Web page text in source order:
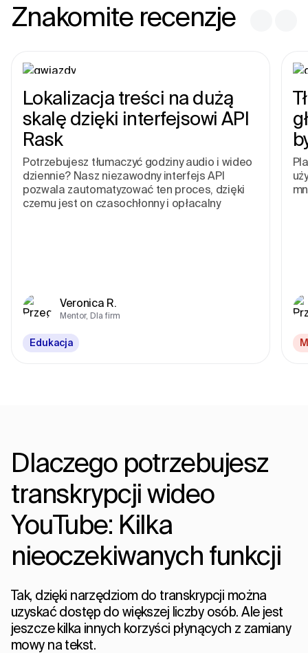
Znakomite recenzje
Lokalizacja treści na dużą
skalę dzięki interfejsowi API
Rask
Potrzebujesz tłumaczyć godziny audio i wideo
dziennie? Nasz niezawodny interfejs API
pozwala zautomatyzować ten proces, dzięki
czemu jest on czasochłonny i opłacalny
Veronica R.
Mentor, Dla firm
Edukacja
Dlaczego potrzebujesz
transkrypcji wideo
YouTube: Kilka
nieoczekiwanych funkcji
Tak, dzięki narzędziom do transkrypcji można
uzyskać dostęp do większej liczby osób. Ale jest
jeszcze kilka innych korzyści płynących z zamiany
mowy na tekst.